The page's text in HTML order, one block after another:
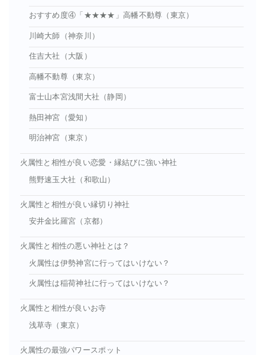
おすすめ度④「★★★★」高幡不動尊（東京）
川崎大師（神奈川）
住吉大社（大阪）
高幡不動尊（東京）
富士山本宮浅間大社（静岡）
熱田神宮（愛知）
明治神宮（東京）
火属性と相性が良い恋愛・縁結びに強い神社
熊野速玉大社（和歌山）
火属性と相性が良い縁切り神社
安井金比羅宮（京都）
火属性と相性の悪い神社とは？
火属性は伊勢神宮に行ってはいけない？
火属性は稲荷神社に行ってはいけない？
火属性と相性が良いお寺
浅草寺（東京）
火属性の最強パワースポット